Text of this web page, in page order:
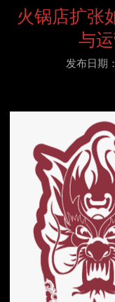
火锅店扩张
与
发布日期